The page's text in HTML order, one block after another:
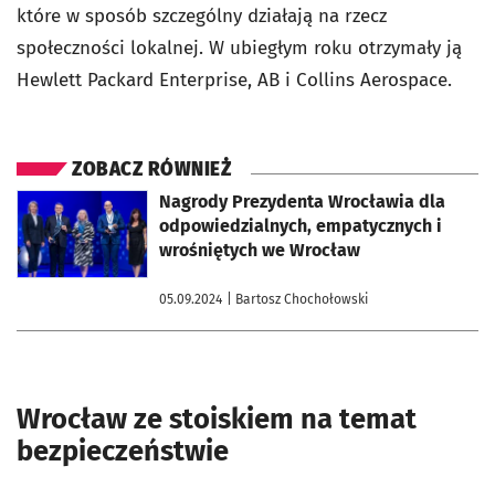
które w sposób szczególny działają na rzecz
społeczności lokalnej. W ubiegłym roku otrzymały ją
Hewlett Packard Enterprise, AB i Collins Aerospace.
ZOBACZ RÓWNIEŻ
Nagrody Prezydenta Wrocławia dla
odpowiedzialnych, empatycznych i
wrośniętych we Wrocław
05.09.2024 | Bartosz Chochołowski
otworzy się w nowej karcie
Wrocław ze stoiskiem na temat
bezpieczeństwie